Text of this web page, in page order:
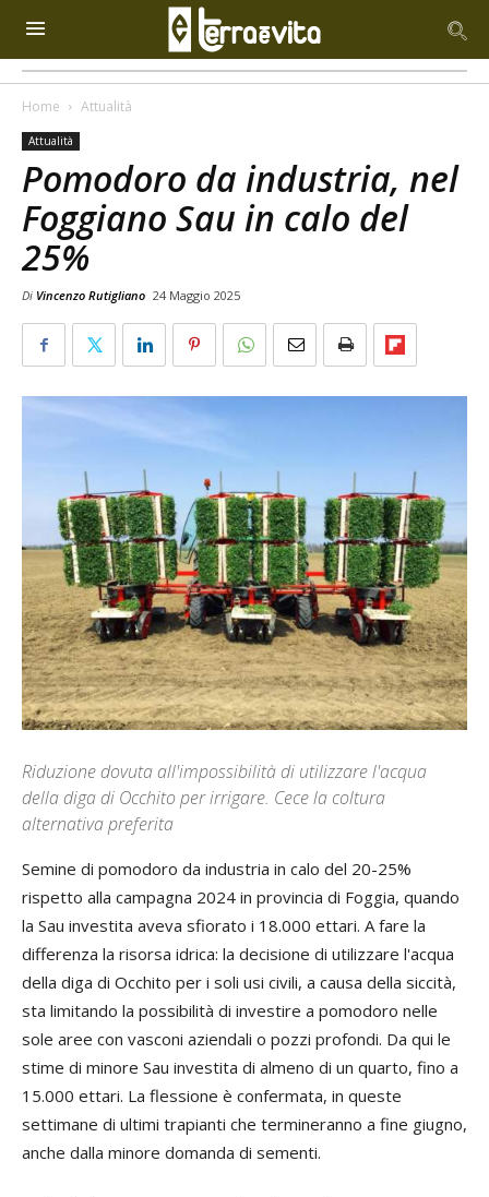
Home Attualità
Attualità
Pomodoro da industria, nel
Foggiano Sau in calo del
25%
Di Vincenzo Rutigliano 24 Maggio 2025
Riduzione dovuta all'impossibilità di utilizzare l'acqua
della diga di Occhito per irrigare. Cece la coltura
alternativa preferita
Semine di pomodoro da industria in calo del 20-25%
rispetto alla campagna 2024 in provincia di Foggia, quando
la Sau investita aveva sfiorato i 18.000 ettari. A fare la
differenza la risorsa idrica: la decisione di utilizzare l'acqua
della diga di Occhito per i soli usi civili, a causa della siccità,
sta limitando la possibilità di investire a pomodoro nelle
sole aree con vasconi aziendali o pozzi profondi. Da qui le
stime di minore Sau investita di almeno di un quarto, fino a
15.000 ettari. La flessione è confermata, in queste
settimane di ultimi trapianti che termineranno a fine giugno,
anche dalla minore domanda di sementi.